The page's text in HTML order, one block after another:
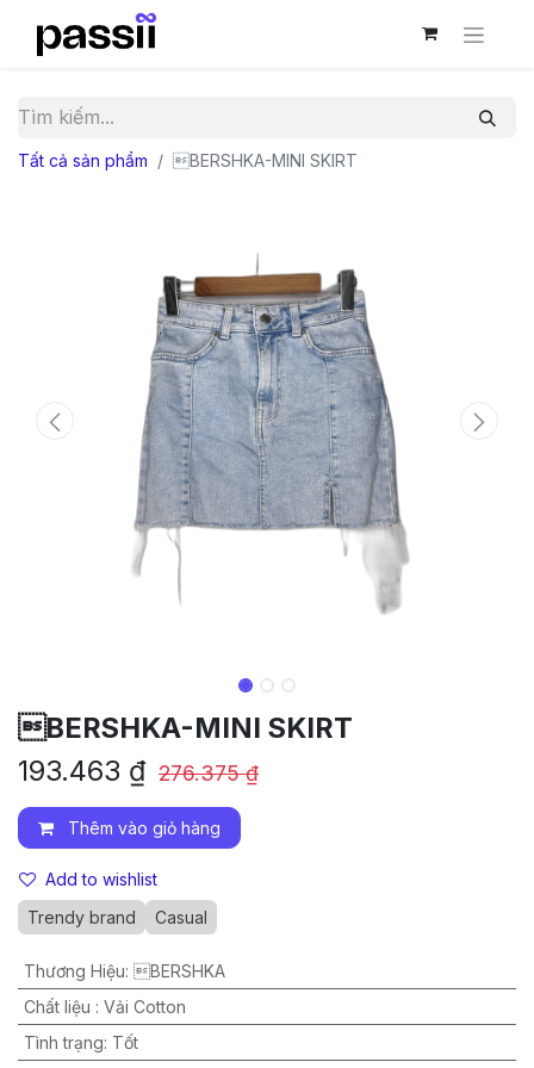
Tất cả sản phẩm BERSHKA-MINI SKIRT
BERSHKA-MINI SKIRT
193.463 ₫ 276.375₫
Thêm vào giỏ hàng
Add to wishlist
Trendy brand
Casual
Thương Hiệu: BERSHKA
Chất liệu : Vải Cotton
Tình trạng: Tốt